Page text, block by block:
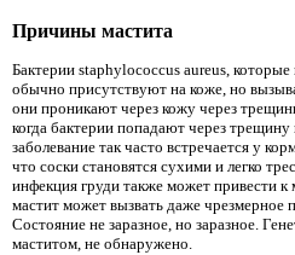
Причины мастита
Бактерии staphylococcus aureus,
обычно присутствуют на коже, но
они проникают через кожу через
когда бактерии попадают через
заболевание так часто встречается у
что соски становятся сухими и легко
инфекция груди также может привести
мастит может вызвать даже чрезмерное
Состояние не заразное, но заразное.
маститом, не обнаружено.